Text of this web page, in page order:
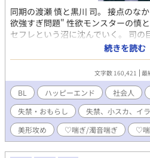
同期の渡瀬 慎と黒川 司。 接点の
欲強すぎ問題" 性欲モンスターの慎
セフレという沼に沈んでいく。 司
化は超加速♡♡濃厚すぎるえっちで
遠の発情期状態♡♡ だからって、付
抑えきれない性欲のせいで、どこ
愛が絡み合う下品でド変態なセック
ンドは訪れるのか？ (♡喘ぎ、自慰、
玩具、排尿、スパンキング……表現
行為シーンのみで構成してます。) (
の展開早めです。ご了承くださいま
のです お好きなビジュアルをイメー
続きを読む
文字数 160,421 最
BL ハッピーエンド 社会人
失禁・おもらし
失禁、小スカ、イ
美形攻め
♡喘ぎ/濁音喘ぎ ♡喘